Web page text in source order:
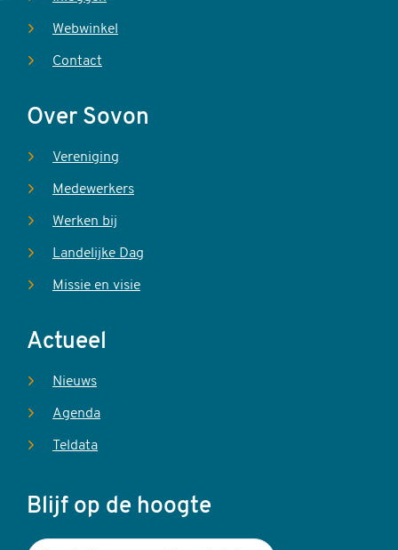
Webwinkel
Contact
Over Sovon
Vereniging
Medewerkers
Werken bij
Landelijke Dag
Missie en visie
Actueel
Nieuws
Agenda
Teldata
Blijf op de hoogte